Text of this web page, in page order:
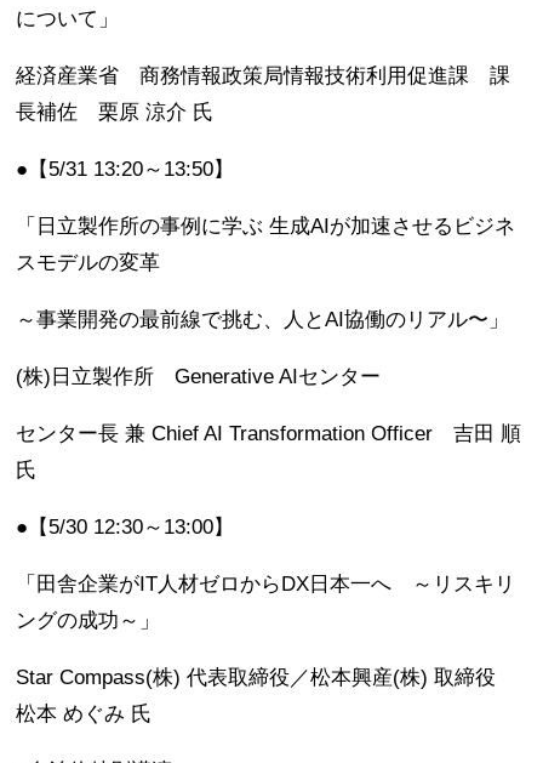
について」
経済産業省 商務情報政策局情報技術利用促進課 課
長補佐 栗原 涼介 氏
●【5/31 13:20～13:50】
「日立製作所の事例に学ぶ 生成AIが加速させるビジネ
スモデルの変革
～事業開発の最前線で挑む、人とAI協働のリアル〜」
(株)日立製作所 Generative AIセンター
センター長 兼 Chief AI Transformation Officer 吉田 順
氏
●【5/30 12:30～13:00】
「田舎企業がIT人材ゼロからDX日本一へ ～リスキリ
ングの成功～」
Star Compass(株) 代表取締役／松本興産(株) 取締役
松本 めぐみ 氏